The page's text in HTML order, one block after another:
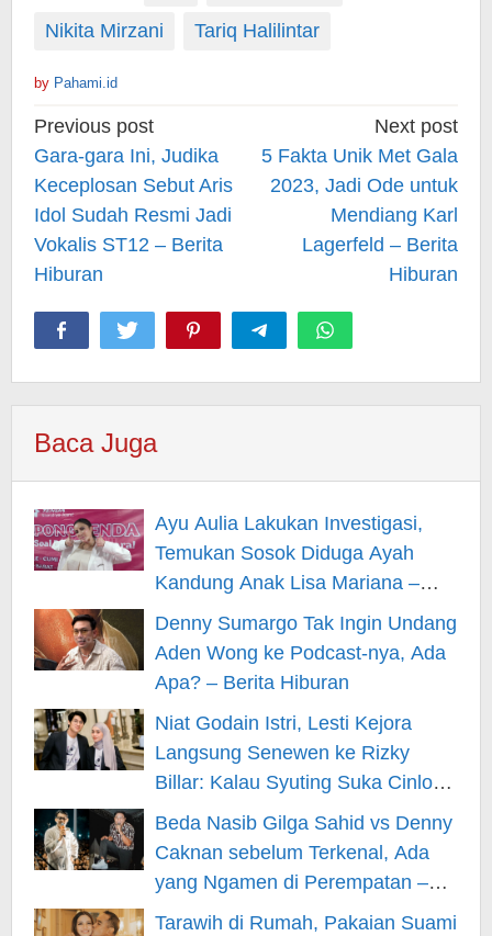
Nikita Mirzani
Tariq Halilintar
by Pahami.id
Post
navigation
Previous post
Gara-gara Ini, Judika
Keceplosan Sebut Aris
Idol Sudah Resmi Jadi
Vokalis ST12 – Berita
Hiburan
Next post
5 Fakta Unik Met Gala
2023, Jadi Ode untuk
Mendiang Karl
Lagerfeld – Berita
Hiburan
Baca Juga
Ayu Aulia Lakukan Investigasi,
Temukan Sosok Diduga Ayah
Kandung Anak Lisa Mariana –
Berita Hiburan
Denny Sumargo Tak Ingin Undang
Aden Wong ke Podcast-nya, Ada
Apa? – Berita Hiburan
Niat Godain Istri, Lesti Kejora
Langsung Senewen ke Rizky
Billar: Kalau Syuting Suka Cinlok?
– Berita Hiburan
Beda Nasib Gilga Sahid vs Denny
Caknan sebelum Terkenal, Ada
yang Ngamen di Perempatan –
Berita Hiburan
Tarawih di Rumah, Pakaian Suami